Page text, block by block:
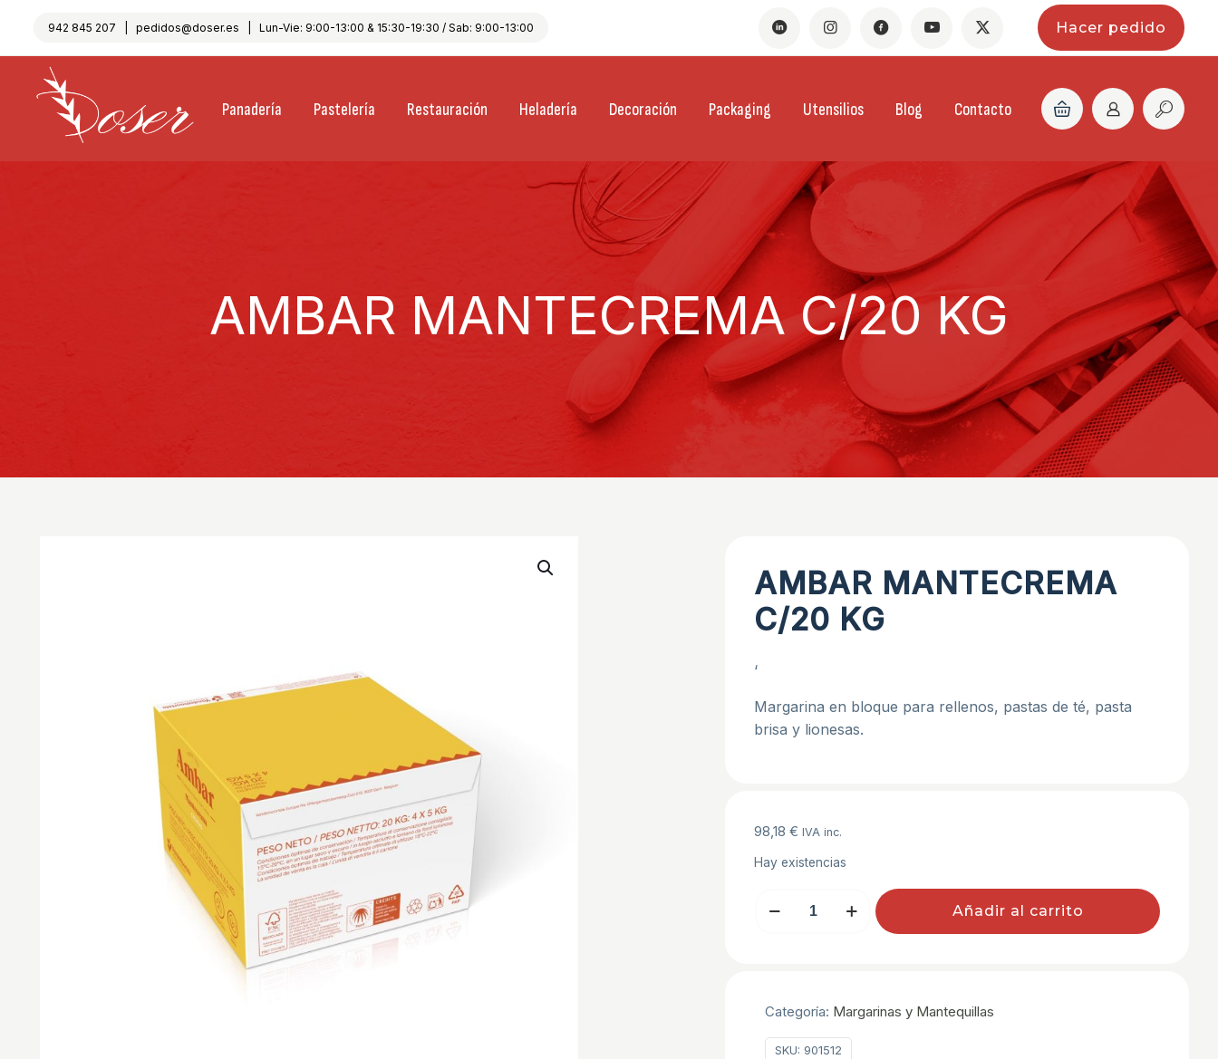
942 845 207 pedidos@doser.es | Lun-Vie: 9:00-13:00 & 15:30-19:30 / Sab: 9:00-13:00 Hacer pedido
Panadería Pastelería Restauración Heladería Decoración Packaging Utensilios Blog Contacto
AMBAR MANTECREMA C/20 KG
AMBAR MANTECREMA
C/20 KG
‘
Margarina en bloque para rellenos, pastas de té, pasta
brisa y lionesas.
98,18 € IVA inc.
Hay existencias
Añadir al carrito
Categoría: Margarinas y Mantequillas
SKU: 901512